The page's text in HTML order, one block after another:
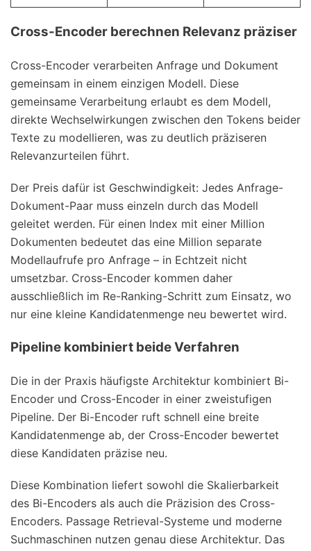
Cross-Encoder berechnen Relevanz präziser
Cross-Encoder verarbeiten Anfrage und Dokument
gemeinsam in einem einzigen Modell. Diese
gemeinsame Verarbeitung erlaubt es dem Modell,
direkte Wechselwirkungen zwischen den Tokens beider
Texte zu modellieren, was zu deutlich präziseren
Relevanzurteilen führt.
Der Preis dafür ist Geschwindigkeit: Jedes Anfrage-
Dokument-Paar muss einzeln durch das Modell
geleitet werden. Für einen Index mit einer Million
Dokumenten bedeutet das eine Million separate
Modellaufrufe pro Anfrage – in Echtzeit nicht
umsetzbar. Cross-Encoder kommen daher
ausschließlich im Re-Ranking-Schritt zum Einsatz, wo
nur eine kleine Kandidatenmenge neu bewertet wird.
Pipeline kombiniert beide Verfahren
Die in der Praxis häufigste Architektur kombiniert Bi-
Encoder und Cross-Encoder in einer zweistufigen
Pipeline. Der Bi-Encoder ruft schnell eine breite
Kandidatenmenge ab, der Cross-Encoder bewertet
diese Kandidaten präzise neu.
Diese Kombination liefert sowohl die Skalierbarkeit
des Bi-Encoders als auch die Präzision des Cross-
Encoders. Passage Retrieval-Systeme und moderne
Suchmaschinen nutzen genau diese Architektur. Das